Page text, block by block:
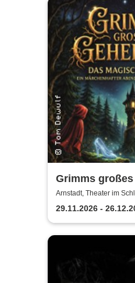
Grimms
Theater
Arnstadt, Theater im
29.11.2026 -